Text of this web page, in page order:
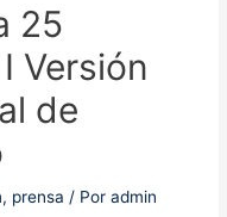
25
Versión
de
, prensa / Poradmin